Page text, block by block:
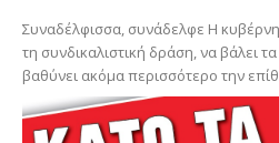
Συναδέλφισσα, συνάδελφε Η
τη συνδικαλιστική δράση, να βάλει
βαθύνει ακόμα περισσότερο την